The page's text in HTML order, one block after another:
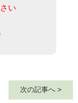
い
次の記事へ >